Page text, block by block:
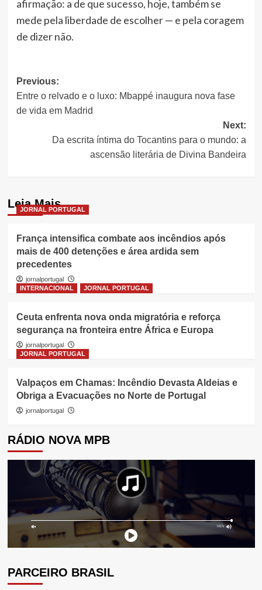
afirmação: a de que sucesso, hoje, também se
mede pela liberdade de escolher — e pela coragem
de dizer não.
Post
navigation
Previous:
Entre o relvado e o luxo: Mbappé inaugura nova fase
de vida em Madrid
Next:
Da escrita íntima do Tocantins para o mundo: a
ascensão literária de Divina Bandeira
Leia Mais
JORNAL PORTUGAL
França intensifica combate aos incêndios após
mais de 400 detenções e área ardida sem
precedentes
jornalportugal
INTERNACIONAL
JORNAL PORTUGAL
Ceuta enfrenta nova onda migratória e reforça
segurança na fronteira entre África e Europa
jornalportugal
JORNAL PORTUGAL
Valpaços em Chamas: Incêndio Devasta Aldeias e
Obriga a Evacuações no Norte de Portugal
jornalportugal
RÁDIO NOVA MPB
PARCEIRO BRASIL